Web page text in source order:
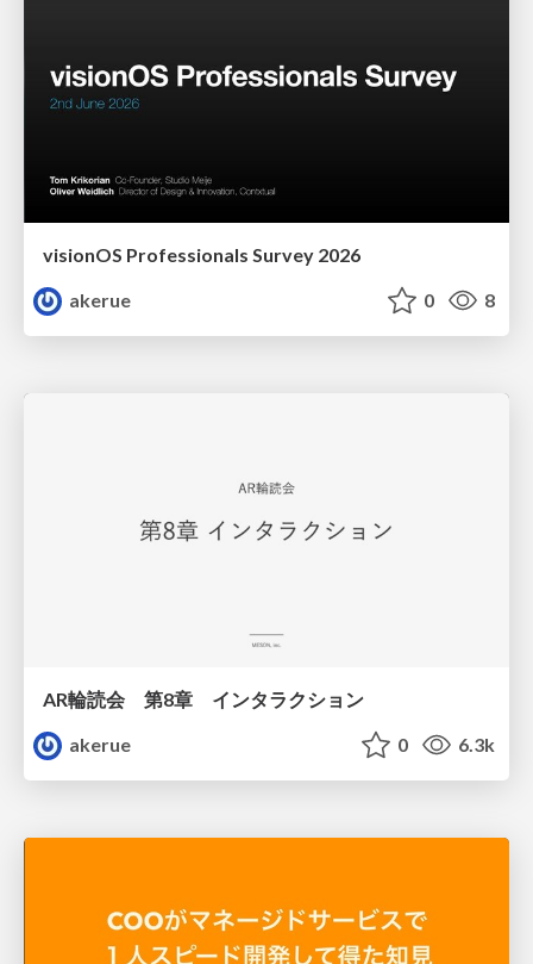
visionOS Professionals Survey 2026
akerue
0 8
AR輪読会 第8章 インタラクション
akerue
0 6.3k